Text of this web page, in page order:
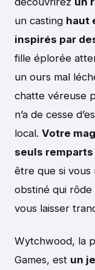
un casting haut
inspirés par
fille éplorée
un ours mal
chatte véreuse
n’a de cesse
local. Votre
seuls
être que si
obstiné qui
vous laisser
Wytchwood, la
Games, est un